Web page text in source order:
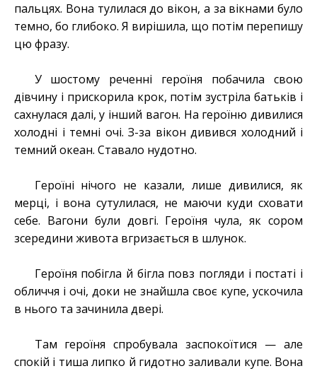
пальцях. Вона тулилася до вікон, а за вікнами було
темно, бо глибоко. Я вирішила, що потім перепишу
цю фразу.
У шостому реченні героїня побачила свою
дівчину і прискорила крок, потім зустріла батьків і
сахнулася далі, у інший вагон. На героїню дивилися
холодні і темні очі. З-за вікон дивився холодний і
темний океан. Ставало нудотно.
Героїні нічого не казали, лише дивилися, як
мерці, і вона сутулилася, не маючи куди сховати
себе. Вагони були довгі. Героїня чула, як сором
зсередини живота вгризається в шлунок.
Героїня побігла й бігла повз погляди і постаті і
обличчя і очі, доки не знайшла своє купе, ускочила
в нього та зачинила двері.
Там героїня спробувала заспокоїтися — але
спокій і тиша липко й гидотно заливали купе. Вона